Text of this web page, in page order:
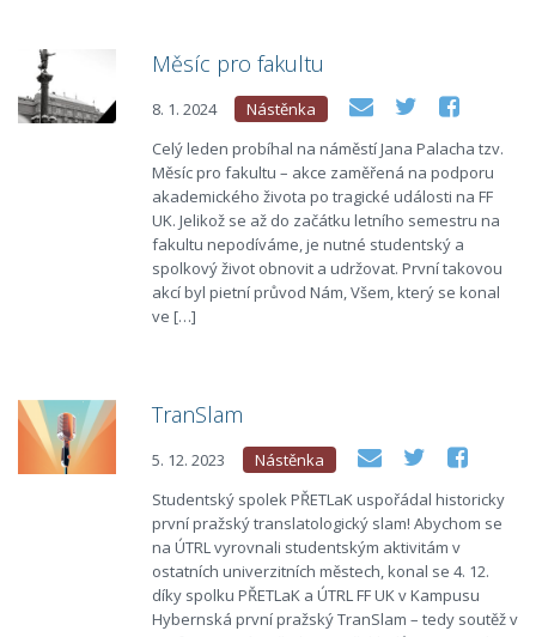
Měsíc pro fakultu
8. 1. 2024
Nástěnka
Celý leden probíhal na náměstí Jana Palacha tzv.
Měsíc pro fakultu –⁠ akce zaměřená na podporu
akademického života po tragické události na FF
UK. Jelikož se až do začátku letního semestru na
fakultu nepodíváme, je nutné studentský a
spolkový život obnovit a udržovat. První takovou
akcí byl pietní průvod Nám, Všem, který se konal
ve […]
TranSlam
5. 12. 2023
Nástěnka
Studentský spolek PŘETLaK uspořádal historicky
první pražský translatologický slam! Abychom se
na ÚTRL vyrovnali studentským aktivitám v
ostatních univerzitních městech, konal se 4. 12.
díky spolku PŘETLaK a ÚTRL FF UK v Kampusu
Hybernská první pražský TranSlam –⁠ tedy soutěž v